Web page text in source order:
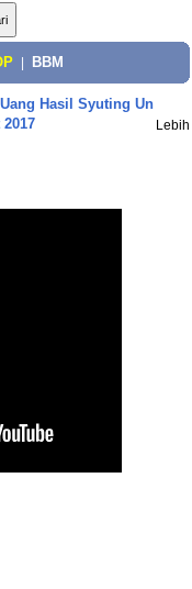
BBM
Hasil Syuting Un
Lebih